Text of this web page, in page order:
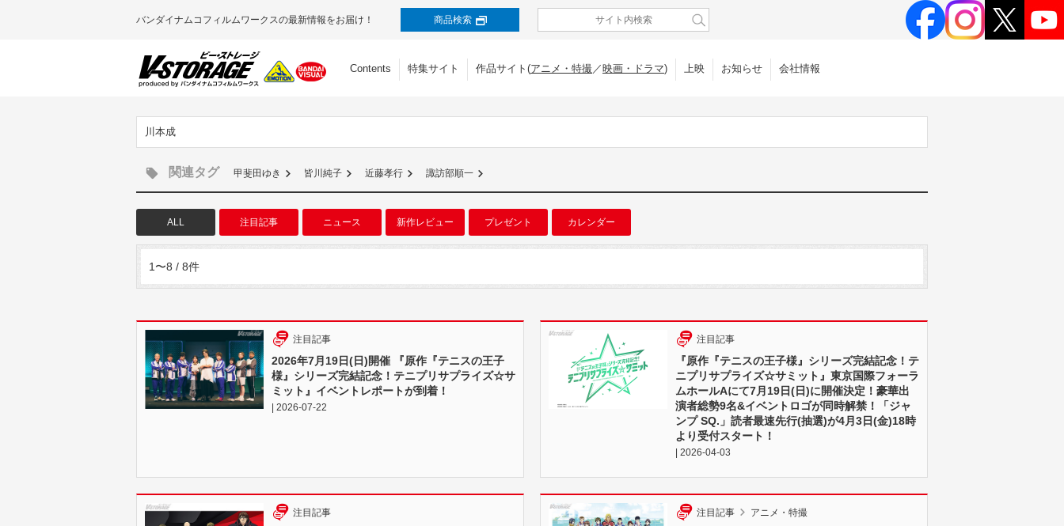
バンダイナムコフィルムワークスの最新情報をお届け！ 商品検索
Contents 特集サイト 作品サイト(アニメ・特撮／映画・ドラマ) 上映 お知らせ 会社情報
川本成
関連タグ 甲斐田ゆき 皆川純子 近藤孝行 諏訪部順一
ALL 注目記事 ニュース 新作レビュー プレゼント カレンダー
1〜8 / 8件
注目記事
2026年7⽉19⽇(⽇)開催 『原作『テニスの王⼦
様』シリーズ完結記念！テニプリサプライズ☆サ
ミット』イベントレポートが到着！
| 2026-07-22
注目記事
『原作『テニスの王子様』シリーズ完結記念！テ
ニプリサプライズ☆サミット』東京国際フォーラ
ムホールAにて7月19日(日)に開催決定！豪華出
演者総勢9名&イベントロゴが同時解禁！「ジャ
ンプ SQ.」読者最速先行(抽選)が4月3日(金)18時
より受付スタート！
| 2026-04-03
注目記事 注目記事 アニメ・特撮